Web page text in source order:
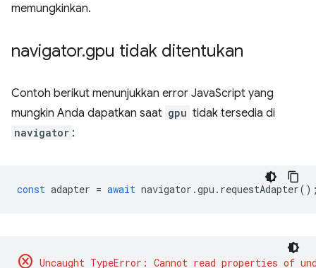
memungkinkan.
navigator.gpu tidak ditentukan
Contoh berikut menunjukkan error JavaScript yang
mungkin Anda dapatkan saat gpu tidak tersedia di
navigator :
const adapter = await navigator .gpu . requestAdapter
cancel